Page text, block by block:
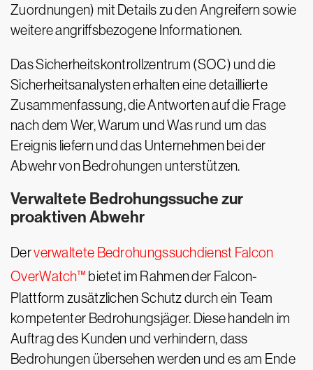
Zuordnungen) mit Details zu den Angreifern sowie
weitere angriffsbezogene Informationen.
Das Sicherheitskontrollzentrum (SOC) und die
Sicherheitsanalysten erhalten eine detaillierte
Zusammenfassung, die Antworten auf die Frage
nach dem Wer, Warum und Was rund um das
Ereignis liefern und das Unternehmen bei der
Abwehr von Bedrohungen unterstützen.
Verwaltete Bedrohungssuche zur
proaktiven Abwehr
Derverwaltete Bedrohungssuchdienst Falcon
OverWatch™ bietet im Rahmen der Falcon-
Plattform zusätzlichen Schutz durch ein Team
kompetenter Bedrohungsjäger. Diese handeln im
Auftrag des Kunden und verhindern, dass
Bedrohungen übersehen werden und es am Ende